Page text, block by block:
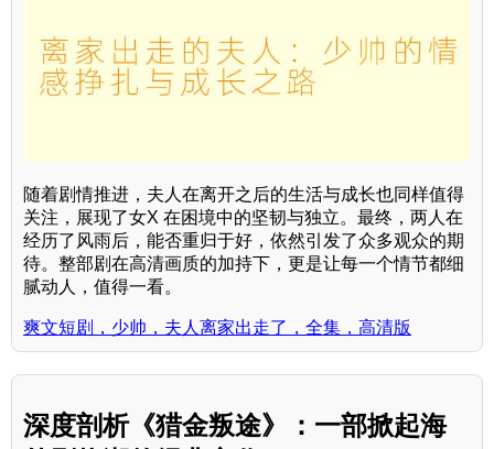
随着剧情推进，夫人在离开之后的生活与成长也同样值得
关注，展现了女X 在困境中的坚韧与独立。最终，两人在
经历了风雨后，能否重归于好，依然引发了众多观众的期
待。整部剧在高清画质的加持下，更是让每一个情节都细
腻动人，值得一看。
爽文短剧，少帅，夫人离家出走了，全集，高清版
深度剖析《猎金叛途》：一部掀起海